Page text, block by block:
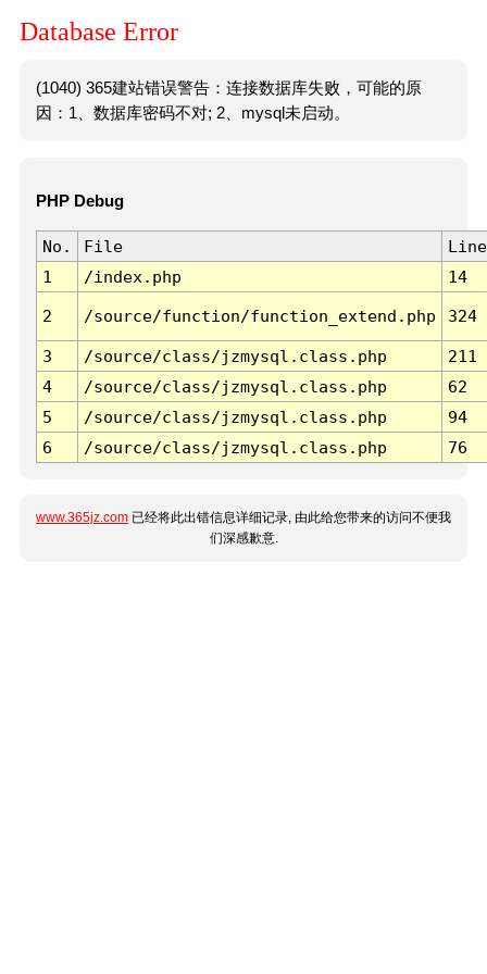
Database Error
(1040) 365建站错误警告：连接数据库失败，可能的原
因：1、数据库密码不对; 2、mysql未启动。
PHP Debug
No. File
Line
1
/index.php 14
2 /source/function/function_extend.php 324
3 /source/class/jzmysql.class.php
211
4
/source/class/jzmysql.class.php
62
5
/source/class/jzmysql.class.php
94
6
/source/class/jzmysql.class.php 76
www.365jz.com 已经将此出错信息详细记录, 由此给您带来的访问不便我
们深感歉意.